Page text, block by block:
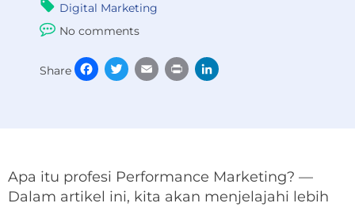
Digital Marketing
No comments
Share Facebook
TwitterEmail Print
Apa itu profesi Performance Marketing? —
Dalam artikel ini, kita akan menjelajahi lebih